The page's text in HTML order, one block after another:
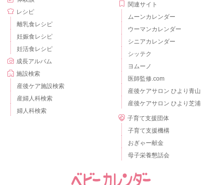
レシピ
離乳食レシピ
妊娠食レシピ
妊活食レシピ
成長アルバム
施設検索
産後ケア施設検索
産婦人科検索
婦人科検索
関連サイト
ムーンカレンダー
ウーマンカレンダー
シニアカレンダー
シッテク
ヨムーノ
医師監修.com
産後ケアサロン ひより青山
産後ケアサロン ひより芝浦
子育て支援団体
子育て支援機構
おぎゃー献金
母子栄養懇話会